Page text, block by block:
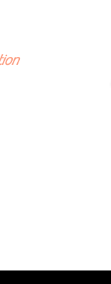
passionnés !